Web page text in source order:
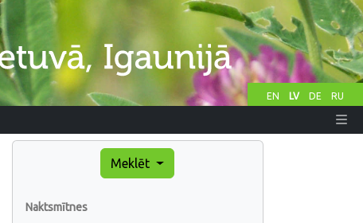
EN LV DE RU
Meklēt
Naktsmītnes